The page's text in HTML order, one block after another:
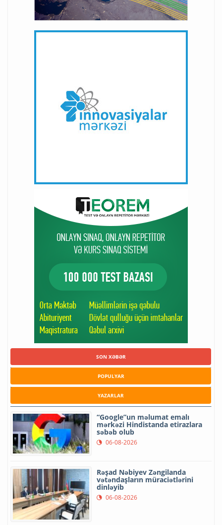
SON XƏBƏR
POPULYAR
YAZARLAR
“Google”un məlumat emalı
mərkəzi Hindistanda etirazlara
səbəb olub
06-08-2026
Rəşad Nəbiyev Zəngilanda
vətəndaşların müraciətlərini
dinləyib
06-08-2026